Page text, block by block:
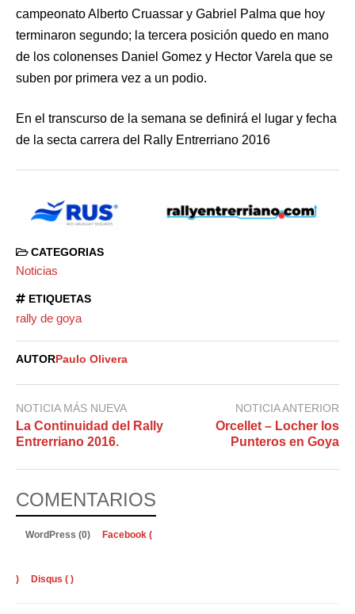
campeonato Alberto Cruassar y Gabriel Palma que hoy
terminaron segundo; la tercera posición quedo en mano
de los colonenses Daniel Gomez y Hector Varela que se
suben por primera vez a un podio.
En el transcurso de la semana se definirá el lugar y fecha
de la secta carrera del Rally Entrerriano 2016
CATEGORIAS
Noticias
ETIQUETAS
rally de goya
AUTOR Paulo Olivera
NOTICIA MÁS NUEVA
La Continuidad del Rally
Entrerriano 2016.
NOTICIA ANTERIOR
Orcellet – Locher los
Punteros en Goya
COMENTARIOS
WordPress (0) Facebook (
) Disqus ( )